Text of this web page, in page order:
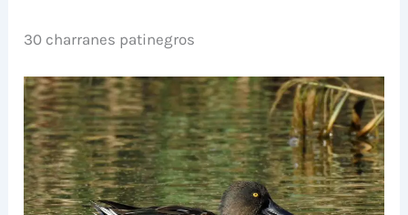
30 charranes patinegros